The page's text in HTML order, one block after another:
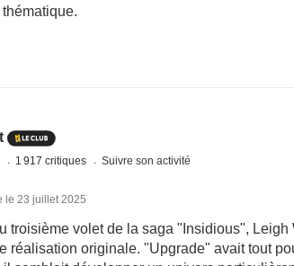
1 917 critiques Suivre son activité
le 23 juillet 2025
troisième volet de la saga "Insidious",
réalisation originale. "Upgrade" avait tout